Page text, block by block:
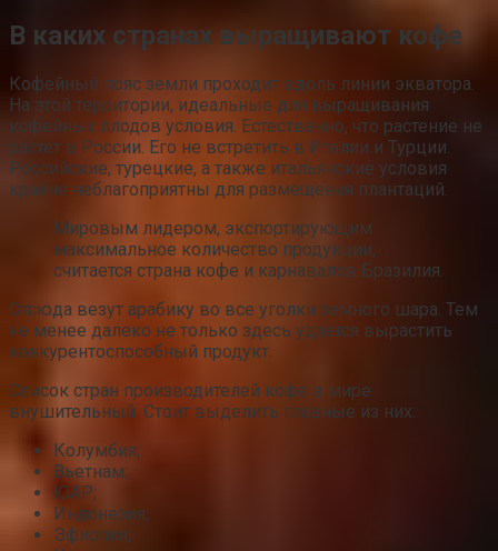
В каких странах выращивают кофе
Кофейный пояс земли проходит вдоль линии экватора.
На этой территории, идеальные для выращивания
кофейных плодов условия. Естественно, что растение не
растет в России. Его не встретить в Италии и Турции.
Российские, турецкие, а также итальянские условия
крайне неблагоприятны для размещения плантаций.
Мировым лидером, экспортирующим
максимальное количество продукции,
считается страна кофе и карнавалов Бразилия.
Отсюда везут арабику во все уголки земного шара. Тем
не менее далеко не только здесь удается вырастить
конкурентоспособный продукт.
Список стран производителей кофе в мире
внушительный. Стоит выделить главные из них:
Колумбия;
Вьетнам;
ЮАР;
Индонезия;
Эфиопия;